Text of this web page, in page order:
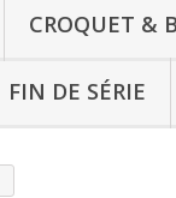
CROQUET &
FIN DE SÉRIE